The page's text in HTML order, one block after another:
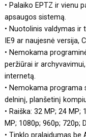
• Palaiko EPTZ ir vienu
apsaugos sistemą.
• Nuotolinis valdymas ir
IE9 ar naujesnė versija,
• Nemokama
peržiūrai ir
internetą.
• Nemokama
delninį, planšetinį
• Raiška: 32 MP; 24 MP;
MP; 1080p; 960p; 720p;
• Tinklo pralaidumas be